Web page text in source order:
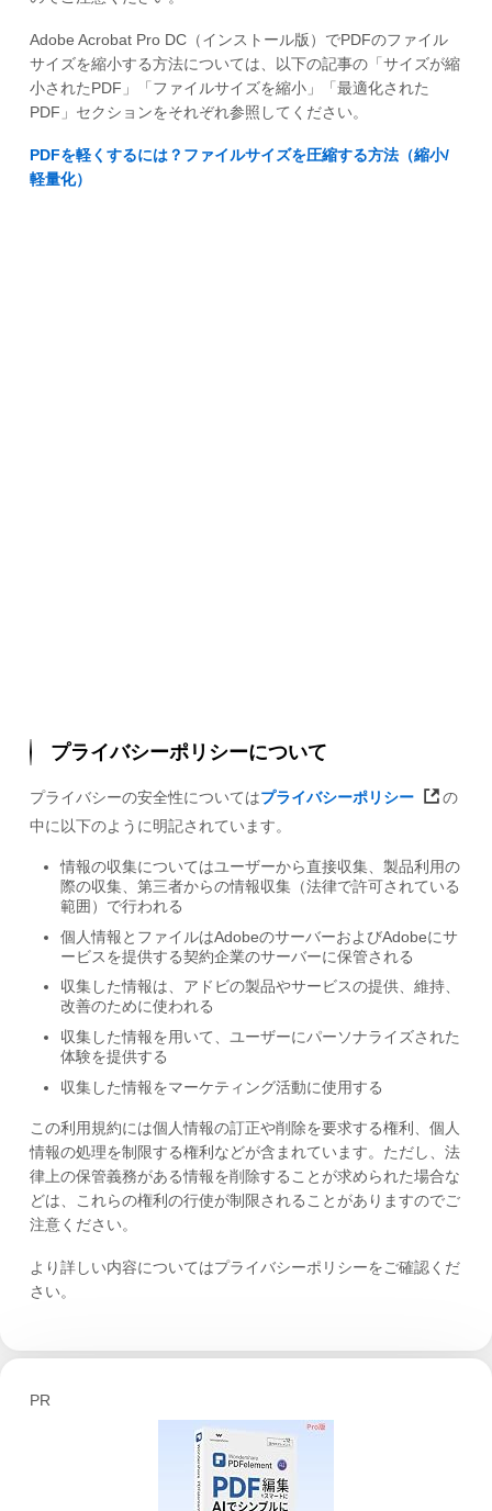
Adobe Acrobat Pro DC（インストール版）でPDFのファイル
サイズを縮小する方法については、以下の記事の「サイズが縮
小されたPDF」「ファイルサイズを縮小」「最適化された
PDF」セクションをそれぞれ参照してください。
PDFを軽くするには？ファイルサイズを圧縮する方法（縮小/
軽量化）
プライバシーポリシーについて
プライバシーの安全性についてはプライバシーポリシー
の
中に以下のように明記されています。
情報の収集についてはユーザーから直接収集、製品利用の
際の収集、第三者からの情報収集（法律で許可されている
範囲）で行われる
個人情報とファイルはAdobeのサーバーおよびAdobeにサ
ービスを提供する契約企業のサーバーに保管される
収集した情報は、アドビの製品やサービスの提供、維持、
改善のために使われる
収集した情報を用いて、ユーザーにパーソナライズされた
体験を提供する
収集した情報をマーケティング活動に使用する
この利用規約には個人情報の訂正や削除を要求する権利、個人
情報の処理を制限する権利などが含まれています。ただし、法
律上の保管義務がある情報を削除することが求められた場合な
どは、これらの権利の行使が制限されることがありますのでご
注意ください。
より詳しい内容についてはプライバシーポリシーをご確認くだ
さい。
PR